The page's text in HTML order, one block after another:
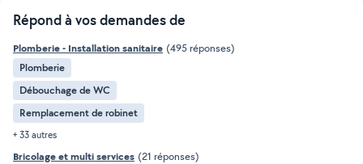
Répond à vos demandes de
Plomberie - Installation sanitaire (495 réponses)
Plomberie
Débouchage de WC
Remplacement de robinet
+ 33 autres
Bricolage et multi services (21 réponses)